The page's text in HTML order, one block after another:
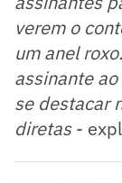
verem o
um anel
assinante
se destacar
diretas-